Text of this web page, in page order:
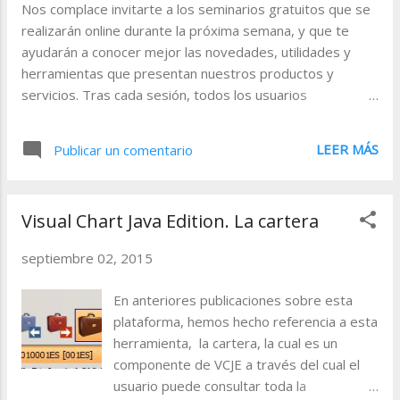
Nos complace invitarte a los seminarios gratuitos que se
realizarán online durante la próxima semana, y que te
ayudarán a conocer mejor las novedades, utilidades y
herramientas que presentan nuestros productos y
servicios. Tras cada sesión, todos los usuarios
puedes asistir pero estás interesado en recibir la
grabación de cualquiera de ellos, no es necesario que
nombre del webinar. A continuación se detalla la fecha y la
11.30 - 12.30 (GMT + 1:00) Registrarse:
http://bit.ly/1KuS03Y En este seminario tendrás una
visión general de las posibilidades que ofrece Visual Chart
V. Te mostraremos cómo acceder a los principales
mercados en tiempo real, herramientas de análisis
gráfico, análisis fundamental, programación de
estrategias, operativa, etc. Visual Chart Java Editi...
Publicar un comentario LEER MÁS
Visual Chart Java Edition. La cartera
septiembre 02, 2015
En anteriores publicaciones sobre esta
plataforma, hemos hecho referencia a esta
herramienta, la cartera, la cual es un
componente de VCJE a través del cual el
usuario puede consultar toda la